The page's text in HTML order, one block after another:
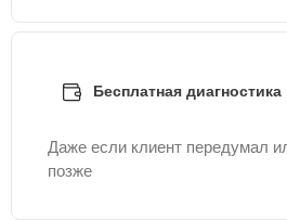
Бесплатная диагностика
Даже если клиент передумал
позже